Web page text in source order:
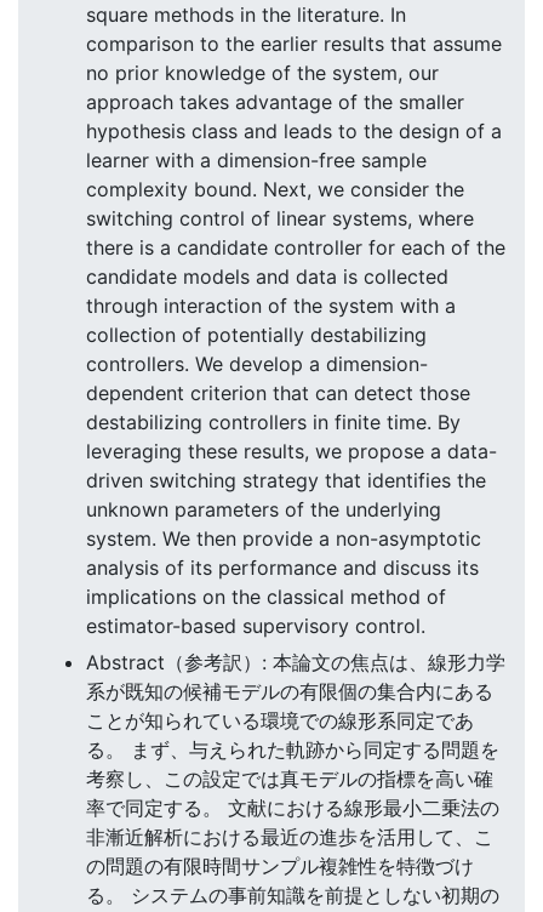
square methods in the literature. In
comparison to the earlier results that assume
no prior knowledge of the system, our
approach takes advantage of the smaller
hypothesis class and leads to the design of a
learner with a dimension-free sample
complexity bound. Next, we consider the
switching control of linear systems, where
there is a candidate controller for each of the
candidate models and data is collected
through interaction of the system with a
collection of potentially destabilizing
controllers. We develop a dimension-
dependent criterion that can detect those
destabilizing controllers in finite time. By
leveraging these results, we propose a data-
driven switching strategy that identifies the
unknown parameters of the underlying
system. We then provide a non-asymptotic
analysis of its performance and discuss its
implications on the classical method of
estimator-based supervisory control.
Abstract（参考訳）: 本論文の焦点は、線形力学
系が既知の候補モデルの有限個の集合内にある
ことが知られている環境での線形系同定であ
る。 まず、与えられた軌跡から同定する問題を
考察し、この設定では真モデルの指標を高い確
率で同定する。 文献における線形最小二乗法の
非漸近解析における最近の進歩を活用して、こ
の問題の有限時間サンプル複雑性を特徴づけ
る。 システムの事前知識を前提としない初期の